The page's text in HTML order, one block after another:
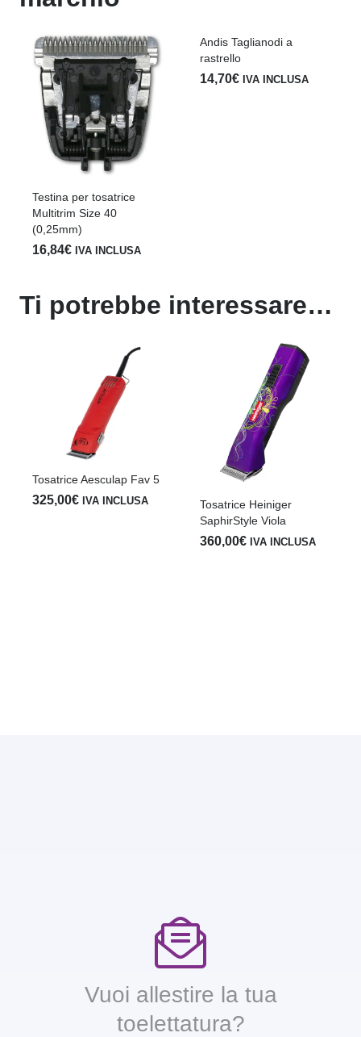
Testina per tosatrice
Multitrim Size 40
(0,25mm)
16,84€ IVA INCLUSA
Andis Taglianodi a
rastrello
14,70€ IVA INCLUSA
Ti potrebbe interessare…
Tosatrice Aesculap Fav 5
325,00€ IVA INCLUSA
Tosatrice Heiniger
SaphirStyle Viola
360,00€ IVA INCLUSA
Vuoi allestire la tua
toelettatura?